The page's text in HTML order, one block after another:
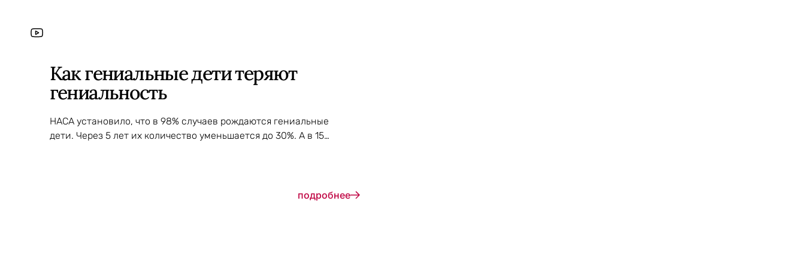
Как гениальные дети теряют
гениальность
НАСА установило, что в 98% случаев рождаются гениальные
дети. Через 5 лет их количество уменьшается до 30%. А в 15…
подробнее